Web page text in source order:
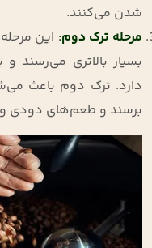
شدن می‌کنند.
مرحله ترک دوم: این
بسیار بالاتری می‌رسند
دارد. ترک دوم باعث
برسند و طعم‌های دودی و